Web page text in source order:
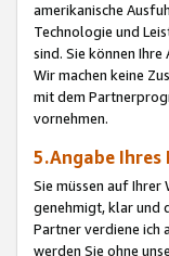
amerikanische
Technologie und
sind. Sie können
Wir machen keine
mit dem
vornehmen.
5.Angabe
Sie müssen auf
genehmigt, klar und
Partner verdiene ich
werden Sie ohne